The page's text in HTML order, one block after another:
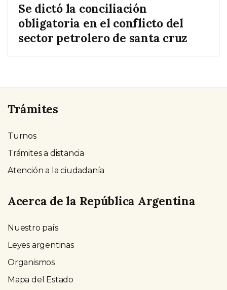
Se dictó la conciliación
obligatoria en el conflicto del
sector petrolero de santa cruz
Trámites
Turnos
Trámites a distancia
Atención a la ciudadanía
Acerca de la República Argentina
Nuestro país
Leyes argentinas
Organismos
Mapa del Estado